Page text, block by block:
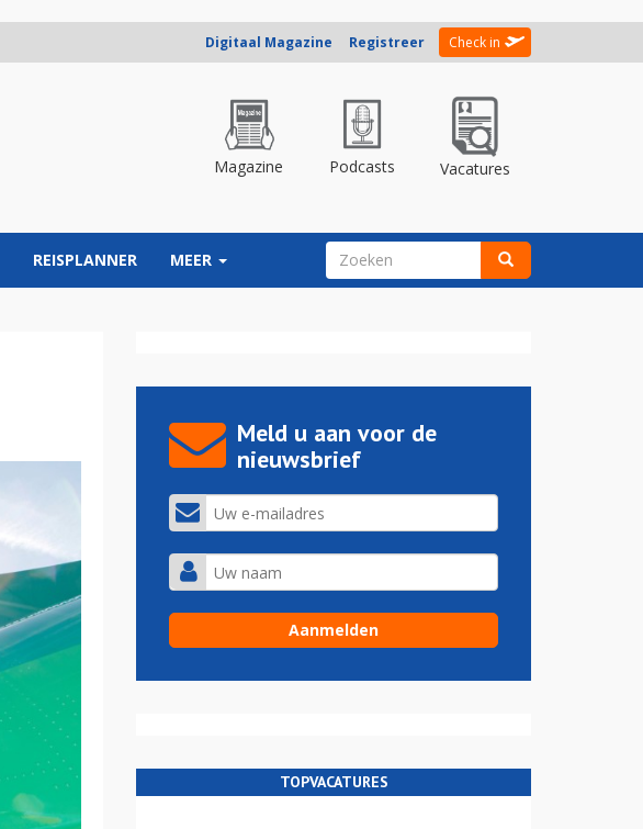
Digitaal Magazine Registreer Check in
Magazine Podcasts Vacatures
REISPLANNER MEER ZOEKVELD
Meld u aan voor de
nieuwsbrief
TOPVACATURES